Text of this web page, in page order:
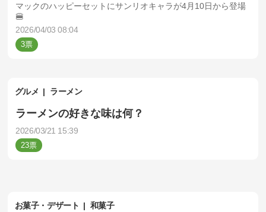
マックのハッピーセットにサンリオキャラが4月10日から登場
🍔
2026/04/03 08:04
3
グルメ ラーメン
ラーメンの好きな味は何？
2026/03/21 15:39
23
お菓子・デザート 和菓子